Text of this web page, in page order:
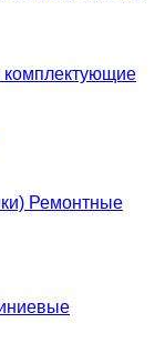
комплектующие
Ремонтные